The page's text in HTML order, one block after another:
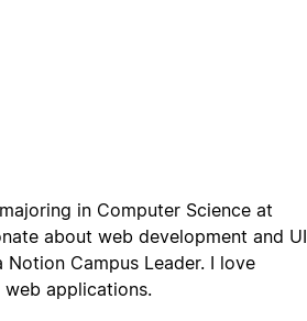
in Computer Science at
about web development and UI
Campus Leader. I love
applications.